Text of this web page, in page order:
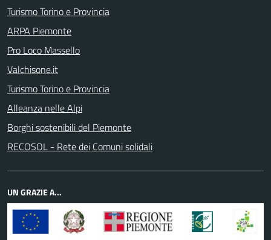
Turismo Torino e Provincia
ARPA Piemonte
Pro Loco Massello
Valchisone.it
Turismo Torino e Provincia
Alleanza nelle Alpi
Borghi sostenibili del Piemonte
RECOSOL - Rete dei Comuni solidali
UN GRAZIE A...